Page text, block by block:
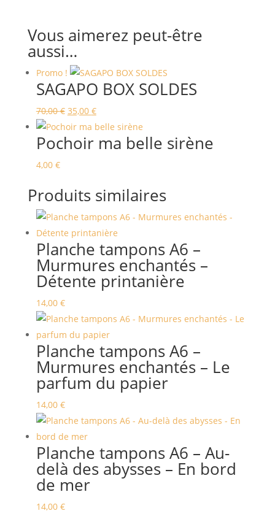
Vous aimerez peut-être
aussi…
Promo !
SAGAPO BOX SOLDES
70,00€ Le
prix
initial
35,00 €Le
prix
actuel
Pochoir ma belle sirène
4,00 €
Produits similaires
Planche tampons A6 –
Murmures enchantés –
Détente printanière
14,00 €
Planche tampons A6 –
Murmures enchantés – Le
parfum du papier
14,00 €
Planche tampons A6 – Au-
delà des abysses – En bord
de mer
14,00 €